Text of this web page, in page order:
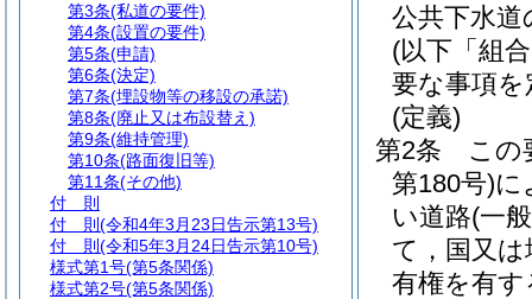
公共下水道
(以下「組
要な事項
(定義)
第2条
この
第180号)に
い道路(一
て，国又
有権を有
第3条(私道の要件)
第4条(設置の要件)
第5条(申請)
第6条(決定)
第7条(埋設物等の移設の承諾)
第8条(廃止又は布設替え)
第9条(維持管理)
第10条(路面復旧等)
第11条(その他)
付 則
付 則 (令和4年3月23日告示第13号)
付 則 (令和5年3月24日告示第10号)
様式第1号(第5条関係)
様式第2号(第5条関係)